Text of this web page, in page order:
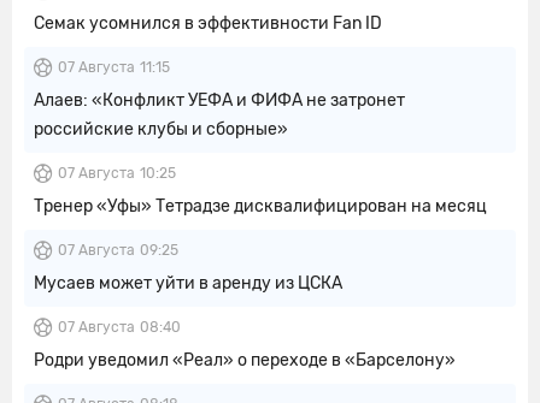
Семак усомнился в эффективности Fan ID
07 Августа 11:15
Алаев: «Конфликт УЕФА и ФИФА не затронет
российские клубы и сборные»
07 Августа 10:25
Тренер «Уфы» Тетрадзе дисквалифицирован на месяц
07 Августа 09:25
Мусаев может уйти в аренду из ЦСКА
07 Августа 08:40
Родри уведомил «Реал» о переходе в «Барселону»